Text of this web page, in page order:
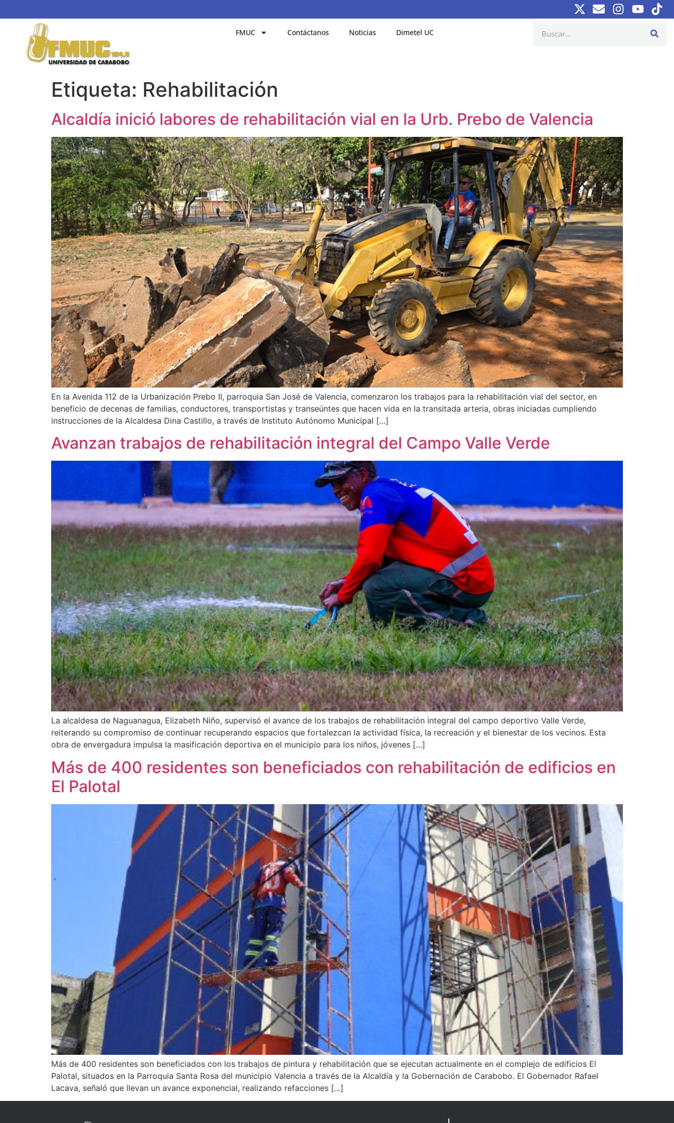
FMUC Contáctanos Noticias Dimetel UC
Etiqueta: Rehabilitación
Alcaldía inició labores de rehabilitación vial en la Urb. Prebo de Valencia
En la Avenida 112 de la Urbanización Prebo II, parroquia San José de Valencia, comenzaron los trabajos para la rehabilitación vial del sector, en
beneficio de decenas de familias, conductores, transportistas y transeúntes que hacen vida en la transitada arteria, obras iniciadas cumpliendo
instrucciones de la Alcaldesa Dina Castillo, a través de Instituto Autónomo Municipal […]
Avanzan trabajos de rehabilitación integral del Campo Valle Verde
La alcaldesa de Naguanagua, Elizabeth Niño, supervisó el avance de los trabajos de rehabilitación integral del campo deportivo Valle Verde,
reiterando su compromiso de continuar recuperando espacios que fortalezcan la actividad física, la recreación y el bienestar de los vecinos. Esta
obra de envergadura impulsa la masificación deportiva en el municipio para los niños, jóvenes […]
Más de 400 residentes son beneficiados con rehabilitación de edificios en
El Palotal
Más de 400 residentes son beneficiados con los trabajos de pintura y rehabilitación que se ejecutan actualmente en el complejo de edificios El
Palotal, situados en la Parroquia Santa Rosa del municipio Valencia a través de la Alcaldía y la Gobernación de Carabobo. El Gobernador Rafael
Lacava, señaló que llevan un avance exponencial, realizando refacciones […]